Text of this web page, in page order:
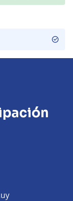
(Abrir en una